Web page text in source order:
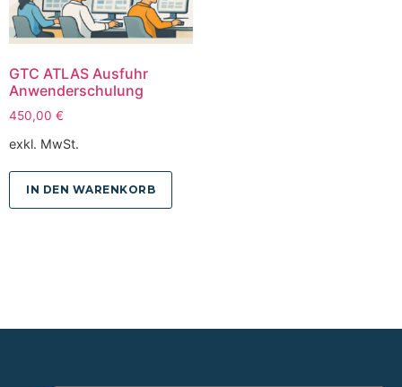
GTC ATLAS Ausfuhr
Anwenderschulung
450,00 €
exkl. MwSt.
IN DEN WARENKORB